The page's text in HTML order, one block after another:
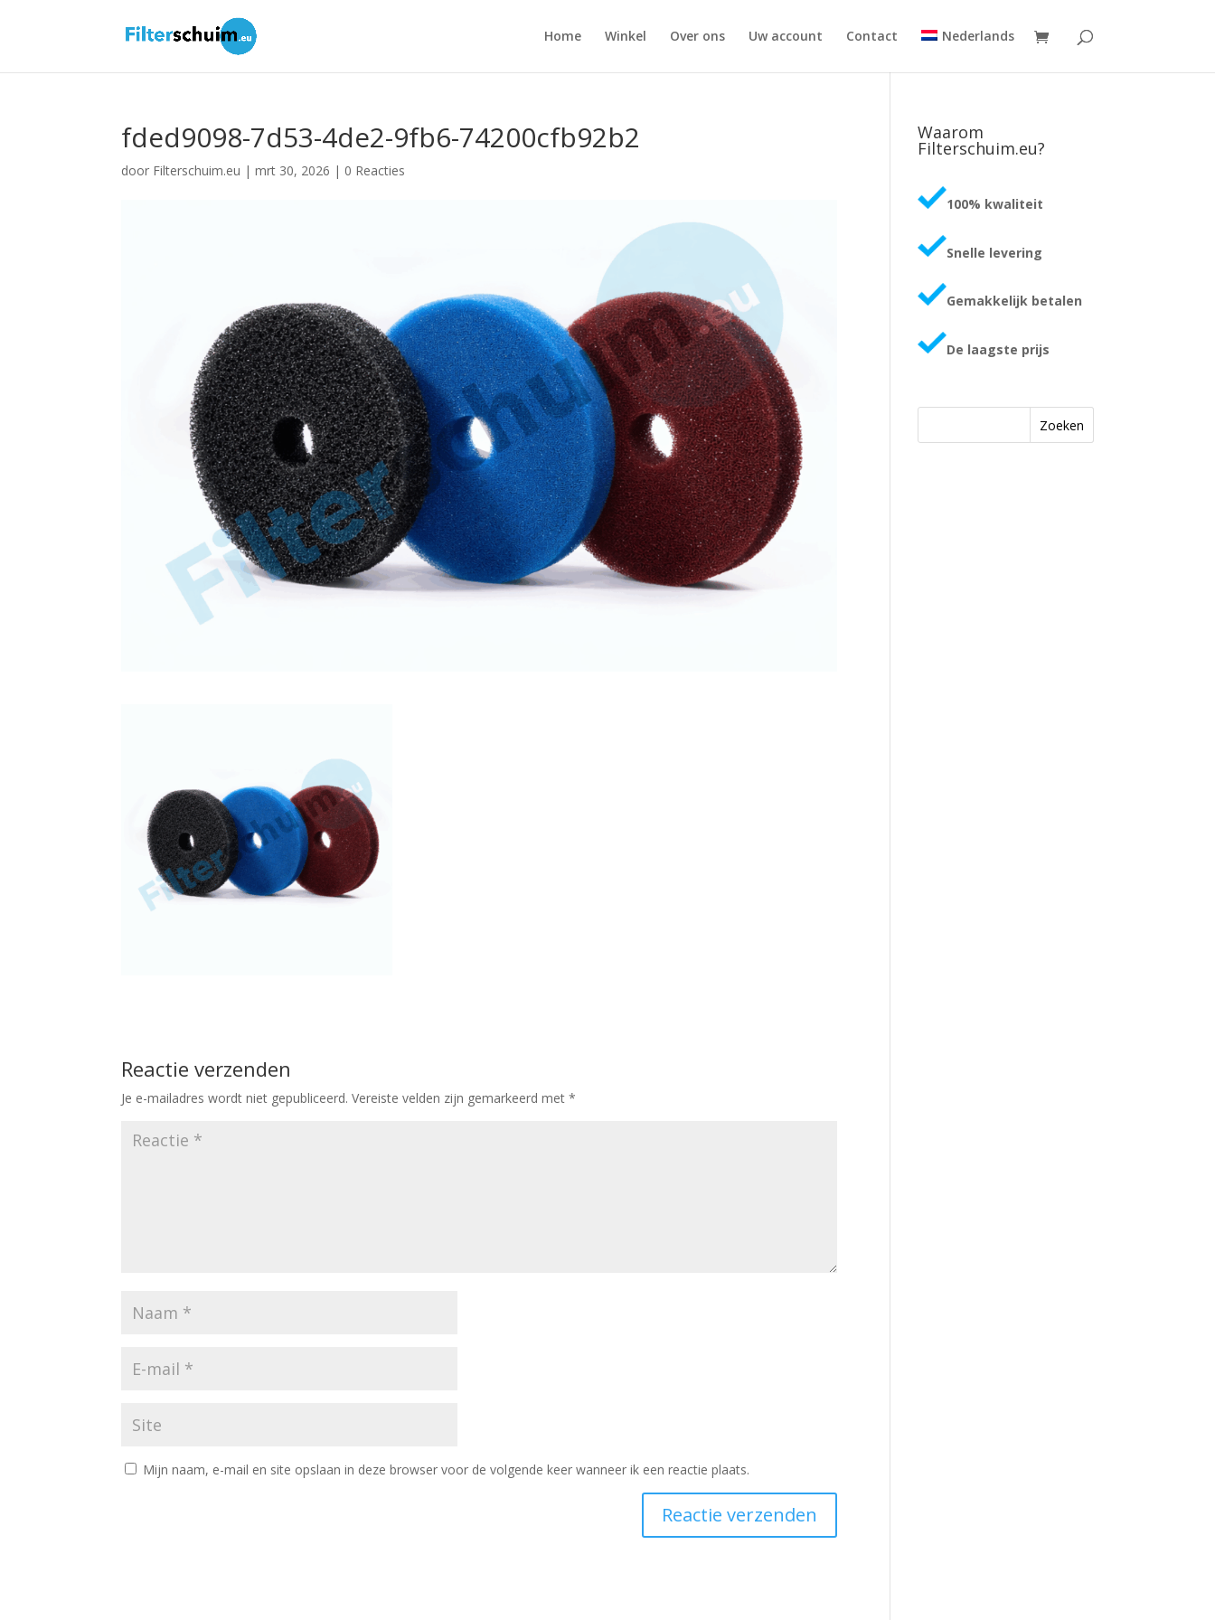
Home Winkel Over ons Uw account Contact Nederlands
fded9098-7d53-4de2-9fb6-74200cfb92b2
door Filterschuim.eu |mrt 30, 2026 | 0 Reacties
Reactie verzenden
Je e-mailadres wordt niet gepubliceerd. Vereiste velden zijn gemarkeerd met*
Mijn naam, e-mail en site opslaan in deze browser voor de volgende keer wanneer ik een reactie plaats.
Waarom
Filterschuim.eu?
100% kwaliteit
Snelle levering
Gemakkelijk betalen
De laagste prijs
Zoeken